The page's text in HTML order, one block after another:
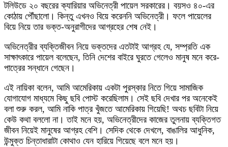
টলিউডে ২০ বছরের ক্যারিয়ার অভিনেত্রী পায়েল সরকারের। বয়সও ৪০-এর
কোঠায় পৌঁছালো। কিন্তু এখনও বিয়ে করেননি অভিনেত্রী। ফলে পায়েলের
বিয়ে নিয়ে তার ভক্ত-অনুরাগীদের আগ্রহের শেষ নেই।
অভিনেত্রীর ব্যক্তিজীবন নিয়ে ভক্তদের এতটাই আগ্রহ যে, সম্প্রতি এক
সাক্ষাৎকারে পায়েল বলেছেন, তিনি দেশের বাইরে ঘুরতে গেলেও মানুষ মনে করে-
পাত্রের সন্ধানে গেছেন।
এই নায়িকা বলেন, আমি আমেরিকায় একটা পুরস্কার নিতে গিয়ে সামাজিক
যোগাযোগ মাধ্যমে কিছু ছবি পোস্ট করেছিলাম। সেই ছবি দেখার পর অনেকেই
বলা শুরু করল, আমি নাকি পাত্র খুঁজতে আমেরিকায় গিয়েছি! অথচ ছবিটা নিয়ে
কেউ কথা বললো না। তাই মনে হয়, অভিনেত্রীদের কাজের তুলনায় ব্যক্তিগত
জীবন নিয়েই মানুষের আগ্রহ বেশি। সেদিক থেকে দেখলে, বাঙালির আধুনিক,
উন্মুক্ত চিন্তাধারাটা কোথাও যেন হারিয়ে গিয়েছে বলে মনে হয়।